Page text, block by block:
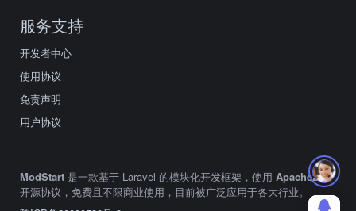
服务支持
开发者中心
使用协议
免责声明
用户协议
ModStart 是一款基于 Laravel 的模块化开发框架，使用 Apache2.0
开源协议，免费且不限商业使用，目前被广泛应用于各大行业。